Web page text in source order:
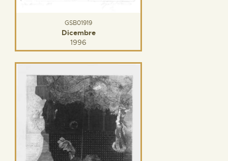
GSB01919
Dicembre
1996